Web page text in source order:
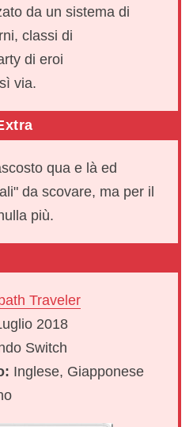
da un sistema di
classi di
di eroi
via.
qua e là ed
da scovare, ma per il
più.
Traveler
2018
Switch
Inglese, Giapponese